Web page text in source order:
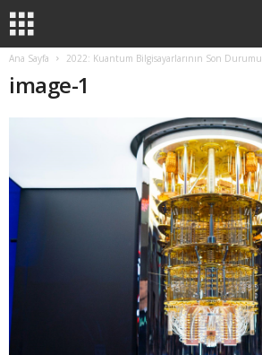
Ana Sayfa 2022: Kuantum Bilgisayarlarının Son Durumu
image-1